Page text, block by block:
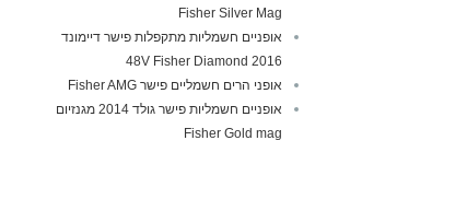
Fisher Silver Mag
אופניים חשמליות מתקפלות פישר דיימונד
2016 48V Fisher Diamond
אופני הרים חשמליים פישר Fisher AMG
אופניים חשמליות פישר גולד 2014 מגנזיום
Fisher Gold mag